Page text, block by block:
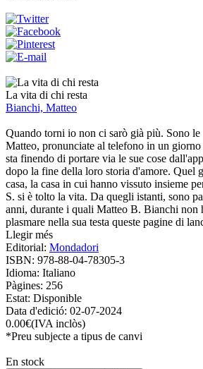
La vita di chi resta
Bianchi, Matteo
Quando torni io non ci sarò già più. Sono
Matteo, pronunciate al telefono in un
sta finendo di portare via le sue cose
dopo la fine della loro storia d'amore. Quel
casa, la casa in cui hanno vissuto insieme
S. si è tolto la vita. Da quegli istanti, sono
anni, durante i quali Matteo B. Bianchi non
plasmare nella sua testa queste pagine di
Llegir més
Editorial: Mondadori
ISBN: 978-88-04-78305-3
Idioma: Italiano
Pàgines: 256
Estat: Disponible
Data d'edició: 02-07-2024
0.00€(IVA inclòs)
*Preu subjecte a tipus de canvi
En stock